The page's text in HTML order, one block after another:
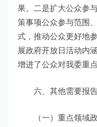
果。二是扩大公众参
策事项公众参与范围
式，推动公众更好地
展政府开放日活动内
增进了公众对我委重
六、其他需要报告
（一）重点领域政